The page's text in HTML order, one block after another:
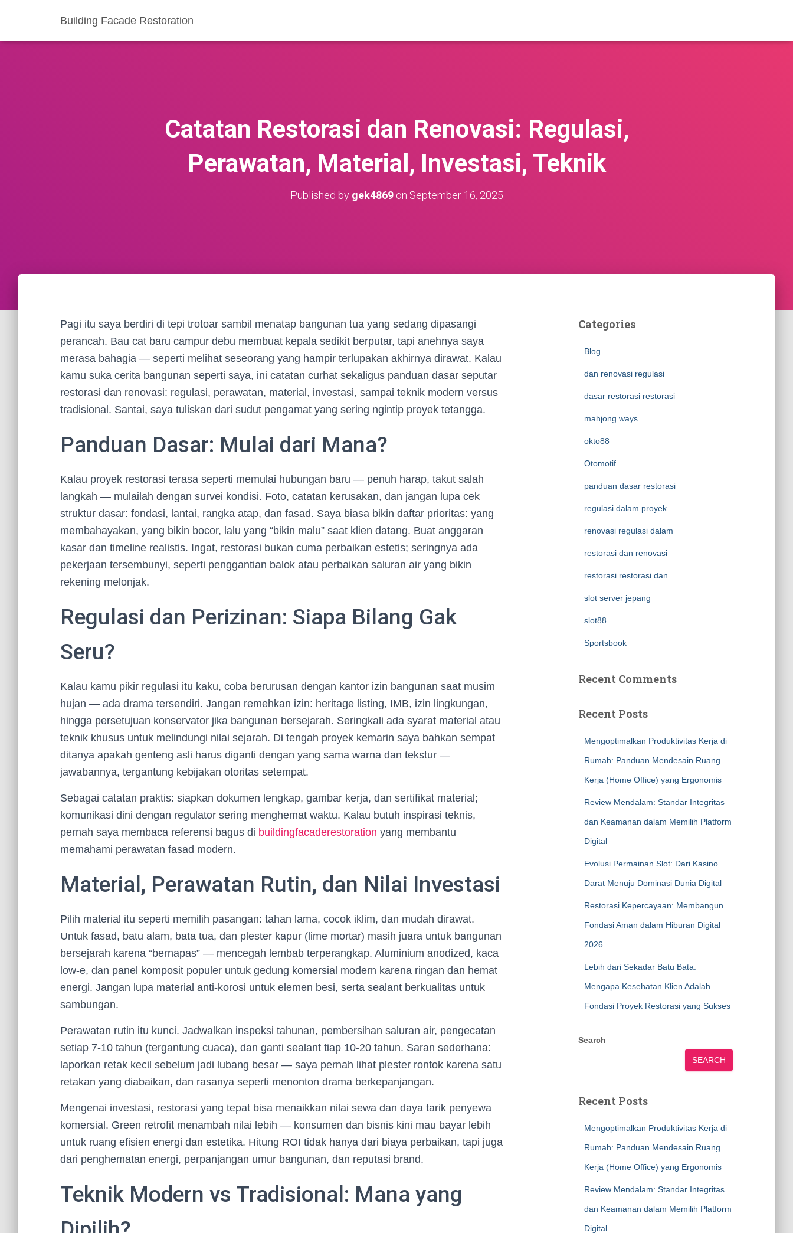
Building Facade Restoration
Catatan Restorasi dan Renovasi: Regulasi,
Perawatan, Material, Investasi, Teknik
Published by gek4869on September 16, 2025
Pagi itu saya berdiri di tepi trotoar sambil menatap bangunan tua yang sedang dipasangi
perancah. Bau cat baru campur debu membuat kepala sedikit berputar, tapi anehnya saya
merasa bahagia — seperti melihat seseorang yang hampir terlupakan akhirnya dirawat. Kalau
kamu suka cerita bangunan seperti saya, ini catatan curhat sekaligus panduan dasar seputar
restorasi dan renovasi: regulasi, perawatan, material, investasi, sampai teknik modern versus
tradisional. Santai, saya tuliskan dari sudut pengamat yang sering ngintip proyek tetangga.
Panduan Dasar: Mulai dari Mana?
Kalau proyek restorasi terasa seperti memulai hubungan baru — penuh harap, takut salah
langkah — mulailah dengan survei kondisi. Foto, catatan kerusakan, dan jangan lupa cek
struktur dasar: fondasi, lantai, rangka atap, dan fasad. Saya biasa bikin daftar prioritas: yang
membahayakan, yang bikin bocor, lalu yang “bikin malu” saat klien datang. Buat anggaran
kasar dan timeline realistis. Ingat, restorasi bukan cuma perbaikan estetis; seringnya ada
pekerjaan tersembunyi, seperti penggantian balok atau perbaikan saluran air yang bikin
rekening melonjak.
Regulasi dan Perizinan: Siapa Bilang Gak
Seru?
Kalau kamu pikir regulasi itu kaku, coba berurusan dengan kantor izin bangunan saat musim
hujan — ada drama tersendiri. Jangan remehkan izin: heritage listing, IMB, izin lingkungan,
hingga persetujuan konservator jika bangunan bersejarah. Seringkali ada syarat material atau
teknik khusus untuk melindungi nilai sejarah. Di tengah proyek kemarin saya bahkan sempat
ditanya apakah genteng asli harus diganti dengan yang sama warna dan tekstur —
jawabannya, tergantung kebijakan otoritas setempat.
Sebagai catatan praktis: siapkan dokumen lengkap, gambar kerja, dan sertifikat material;
komunikasi dini dengan regulator sering menghemat waktu. Kalau butuh inspirasi teknis,
pernah saya membaca referensi bagus di buildingfacaderestoration yang membantu
memahami perawatan fasad modern.
Material, Perawatan Rutin, dan Nilai Investasi
Pilih material itu seperti memilih pasangan: tahan lama, cocok iklim, dan mudah dirawat.
Untuk fasad, batu alam, bata tua, dan plester kapur (lime mortar) masih juara untuk bangunan
bersejarah karena “bernapas” — mencegah lembab terperangkap. Aluminium anodized, kaca
low-e, dan panel komposit populer untuk gedung komersial modern karena ringan dan hemat
energi. Jangan lupa material anti-korosi untuk elemen besi, serta sealant berkualitas untuk
sambungan.
Perawatan rutin itu kunci. Jadwalkan inspeksi tahunan, pembersihan saluran air, pengecatan
setiap 7-10 tahun (tergantung cuaca), dan ganti sealant tiap 10-20 tahun. Saran sederhana:
laporkan retak kecil sebelum jadi lubang besar — saya pernah lihat plester rontok karena satu
retakan yang diabaikan, dan rasanya seperti menonton drama berkepanjangan.
Mengenai investasi, restorasi yang tepat bisa menaikkan nilai sewa dan daya tarik penyewa
komersial. Green retrofit menambah nilai lebih — konsumen dan bisnis kini mau bayar lebih
untuk ruang efisien energi dan estetika. Hitung ROI tidak hanya dari biaya perbaikan, tapi juga
dari penghematan energi, perpanjangan umur bangunan, dan reputasi brand.
Teknik Modern vs Tradisional: Mana yang
Categories
Blog
dan renovasi regulasi
dasar restorasi restorasi
mahjong ways
okto88
Otomotif
panduan dasar restorasi
regulasi dalam proyek
renovasi regulasi dalam
restorasi dan renovasi
restorasi restorasi dan
slot server jepang
slot88
Sportsbook
Recent Comments
Recent Posts
Mengoptimalkan Produktivitas Kerja di
Rumah: Panduan Mendesain Ruang
Kerja (Home Office) yang Ergonomis
Review Mendalam: Standar Integritas
dan Keamanan dalam Memilih Platform
Digital
Evolusi Permainan Slot: Dari Kasino
Darat Menuju Dominasi Dunia Digital
Restorasi Kepercayaan: Membangun
Fondasi Aman dalam Hiburan Digital
2026
Lebih dari Sekadar Batu Bata:
Mengapa Kesehatan Klien Adalah
Fondasi Proyek Restorasi yang Sukses
Search
SEARCH
Recent Posts
Mengoptimalkan Produktivitas Kerja di
Rumah: Panduan Mendesain Ruang
Kerja (Home Office) yang Ergonomis
Review Mendalam: Standar Integritas
dan Keamanan dalam Memilih Platform
Digital